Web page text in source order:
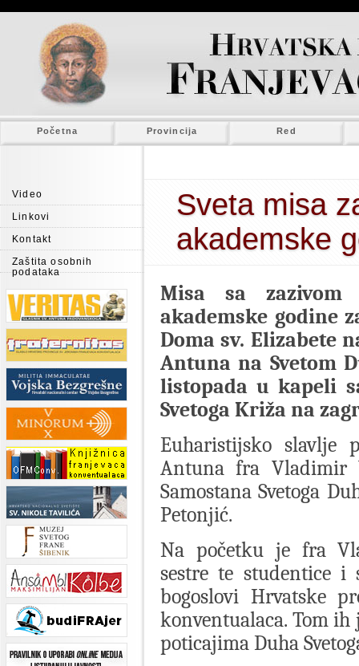
Početna Provincija Red
Video
Linkovi
Kontakt
Zaštita osobnih
podataka
Sveta misa
akademske
Misa sa zazivom
akademske godine
Doma sv. Elizabete
Antuna na Svetom
listopada u kapeli
Svetoga Križa na
Euharistijsko slavlje
Antuna fra Vladimir
Samostana Svetoga
Petonjić.
Na početku je fra
sestre te studentice
bogoslovi Hrvatske
konventualaca. Tom
poticajima Duha